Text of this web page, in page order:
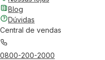
Blog
Dúvidas
Central de vendas
0800-200-2000